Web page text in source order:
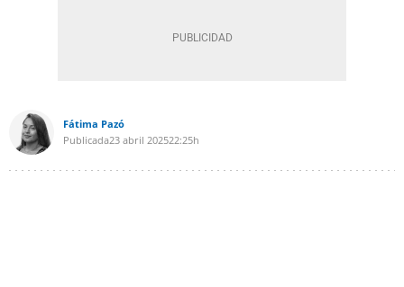
Fátima Pazó
Publicada23 abril 202522:25h